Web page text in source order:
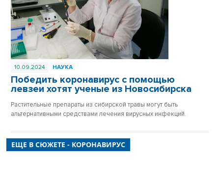
10.09.2024 НАУКА
Победить коронавирус с помощью
левзеи хотят ученые из Новосибирска
Растительные препараты из сибирской травы могут быть
альтернативными средствами лечения вирусных инфекций.
ЕЩЕ В СЮЖЕТЕ - КОРОНАВИРУС